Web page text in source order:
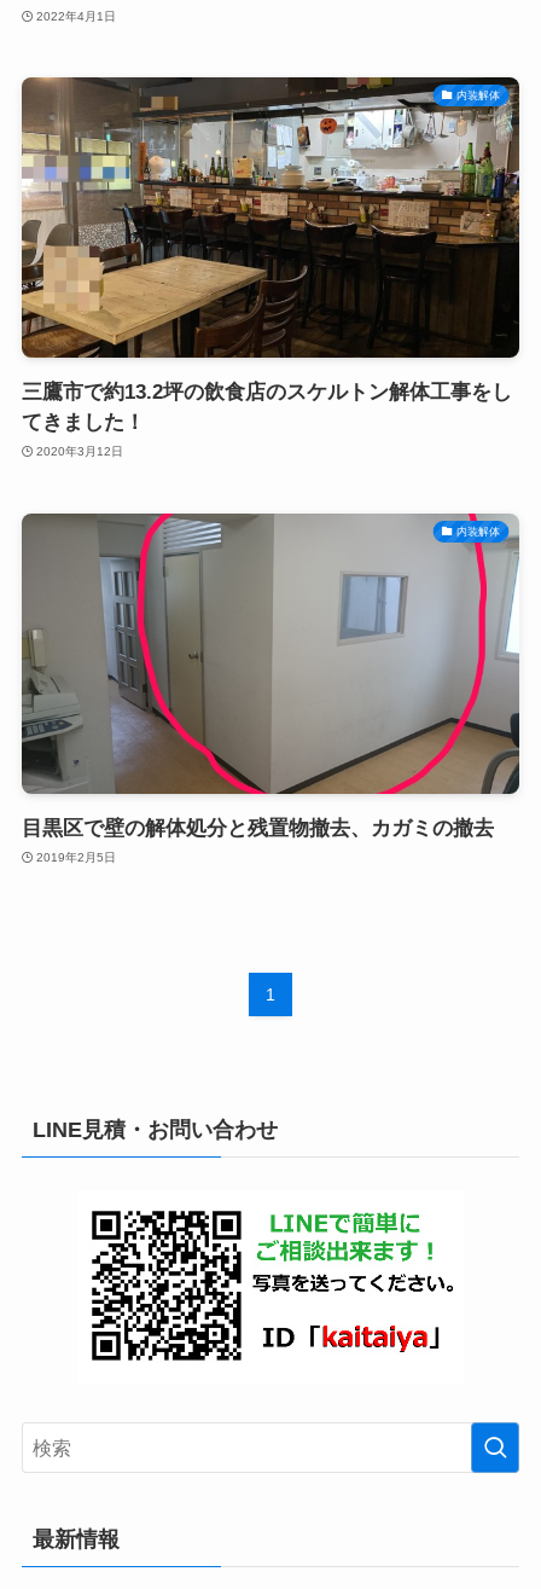
2022年4月1日
内装解体
三鷹市で約13.2坪の飲食店のスケルトン解体工事をし
てきました！
2020年3月12日
内装解体
目黒区で壁の解体処分と残置物撤去、カガミの撤去
2019年2月5日
1
LINE見積・お問い合わせ
最新情報